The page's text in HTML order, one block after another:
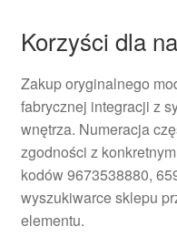
Korzyści dla
Zakup oryginalnego
fabrycznej integracji z
wnętrza. Numeracja
zgodności z
kodów 9673538880,
wyszukiwarce sklepu
elementu.